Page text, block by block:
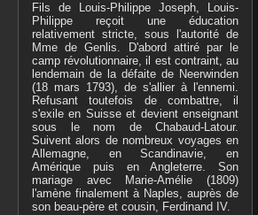
Fils de Louis-Philippe Joseph, Louis-
Philippe reçoit une éducation
relativement stricte, sous l'autorité de
Mme de Genlis. D'abord attiré par le
camp révolutionnaire, il est contraint, au
lendemain de la défaite de Neerwinden
(18 mars 1793), de s'allier à l'ennemi.
Refusant toutefois de combattre, il
s'exile en Suisse et devient enseignant
sous le nom de Chabaud-Latour.
Suivent alors de nombreux voyages en
Allemagne, en Scandinavie, en
Amérique puis en Angleterre. Son
mariage avec Marie-Amélie (1809)
l'amène finalement à Naples, auprès de
son beau-père et cousin, Ferdinand IV.